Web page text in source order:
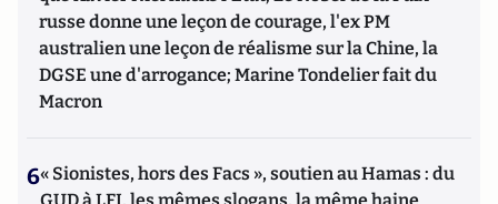
russe donne une leçon de courage, l'ex PM
australien une leçon de réalisme sur la Chine, la
DGSE une d'arrogance; Marine Tondelier fait du
Macron
6« Sionistes, hors des Facs », soutien au Hamas : du